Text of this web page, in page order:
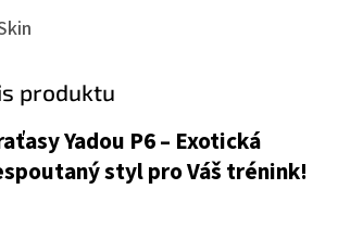
produktu
Yadou P6 – Exotická
styl pro Váš trénink!